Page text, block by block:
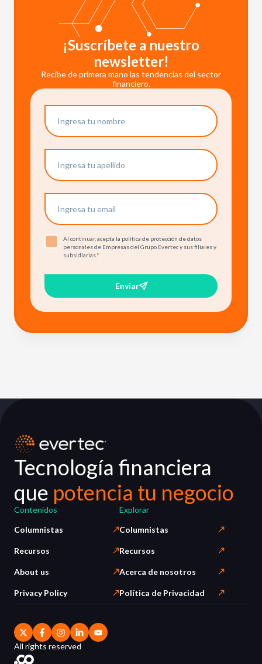
¡Suscríbete a nuestro
newsletter!
Recibe de primera mano las tendencias del sector
financiero.
Al continuar, acepta la política de protección de datos
personales de Empresas del Grupo Evertec y sus filiales y
subsidiarias.*
Enviar
Tecnología financiera
que potencia tu negocio
Contenidos
Columnistas
Recursos
About us
Privacy Policy
Explorar
Columnistas
Recursos
Acerca de nosotros
Política de Privacidad
All rights reserved